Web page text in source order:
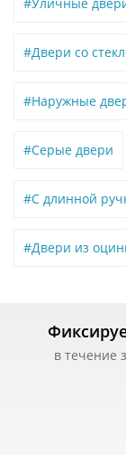
#Двери со
#Наружные
#Серые двери
#С длинной
#Двери из
в течение